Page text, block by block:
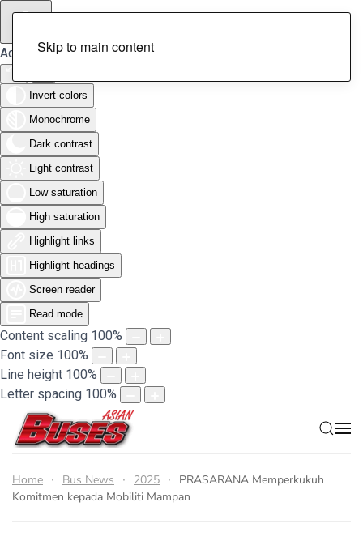
Accessibility Tools
Invert colors
Monochrome
Dark contrast
Light contrast
Low saturation
High saturation
Highlight links
Highlight headings
Screen reader
Read mode
Content scaling 100%
Font size 100%
Line height 100%
Letter spacing 100%
Skip to main content
Home Bus News 2025
PRASARANA Memperkukuh
Komitmen kepada Mobiliti Mampan